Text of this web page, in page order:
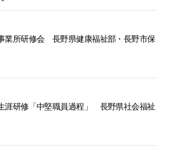
所研修会 長野県健康福祉部・長野市保
研修「中堅職員過程」 長野県社会福祉